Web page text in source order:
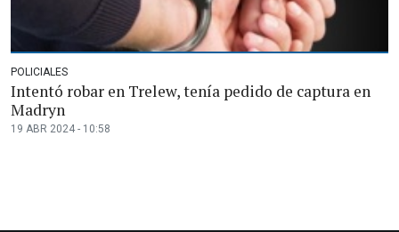
POLICIALES
Intentó robar en Trelew, tenía pedido de captura en
Madryn
19 ABR 2024 - 10:58